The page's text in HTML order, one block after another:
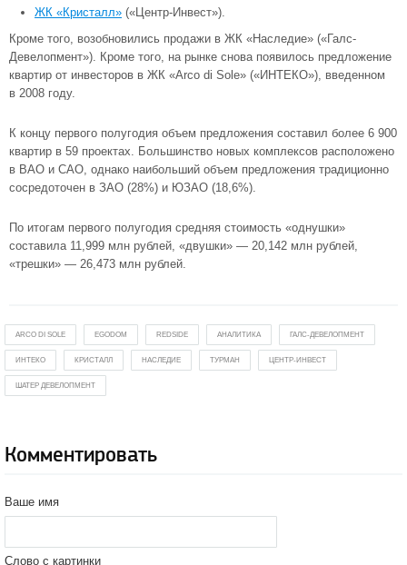
ЖК «Кристалл» («Центр-Инвест»).
Кроме того, возобновились продажи в ЖК «Наследие» («Галс-
Девелопмент»). Кроме того, на рынке снова появилось предложение
квартир от инвесторов в ЖК «Arco di Sole» («ИНТЕКО»), введенном
в 2008 году.
К концу первого полугодия объем предложения составил более 6 900
квартир в 59 проектах. Большинство новых комплексов расположено
в ВАО и САО, однако наибольший объем предложения традиционно
сосредоточен в ЗАО (28%) и ЮЗАО (18,6%).
По итогам первого полугодия средняя стоимость «однушки»
составила 11,999 млн рублей, «двушки» — 20,142 млн рублей,
«трешки» — 26,473 млн рублей.
ARCO DI SOLE EGODOM REDSIDE АНАЛИТИКА ГАЛС-ДЕВЕЛОПМЕНТ
ИНТЕКО КРИСТАЛЛ НАСЛЕДИЕ ТУРМАН ЦЕНТР-ИНВЕСТ
ШАТЕР ДЕВЕЛОПМЕНТ
Комментировать
Ваше имя
Слово с картинки